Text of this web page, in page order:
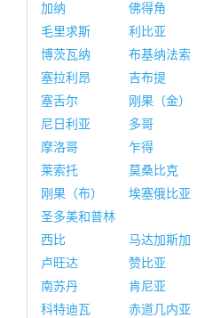
加纳
佛得角
毛里求斯
利比亚
博茨瓦纳
布基纳法索
塞拉利昂
吉布提
塞舌尔
刚果（金）
尼日利亚
多哥
摩洛哥
乍得
莱索托
莫桑比克
刚果（布）
埃塞俄比亚
圣多美和普林
西比
马达加斯加
卢旺达
赞比亚
南苏丹
肯尼亚
科特迪瓦
赤道几内亚